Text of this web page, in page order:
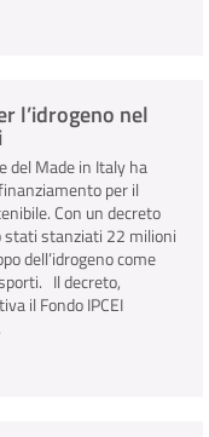
l’idrogeno nel
del Made in Italy ha
per il
Con un decreto
stanziati 22 milioni
dell’idrogeno come
Il decreto,
il Fondo IPCEI